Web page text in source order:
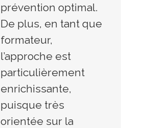
prévention optimal.
De plus, en tant que
formateur,
l’approche est
particulièrement
enrichissante,
puisque très
orientée sur la